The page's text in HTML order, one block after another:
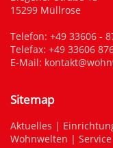
15299 Müllrose
Telefon: +49 33606 -
Telefax: +49 33606
E-Mail:
Sitemap
Aktuelles |
Wohnwelten | Service